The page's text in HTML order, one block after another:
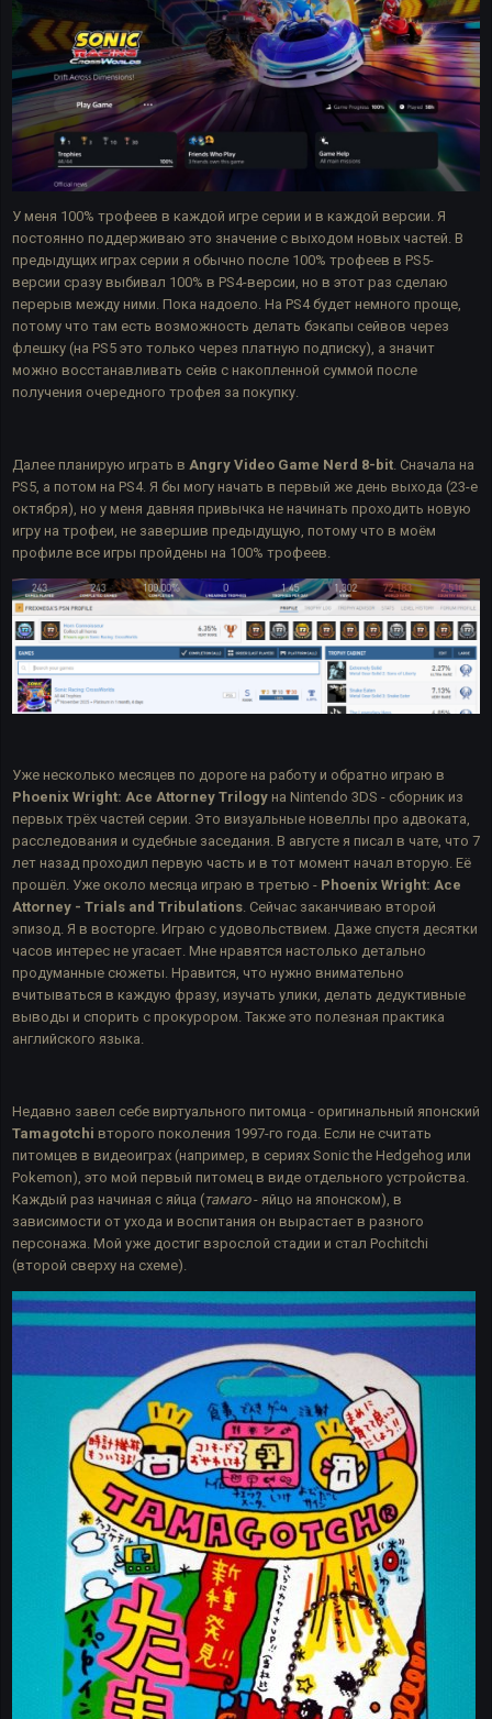
У меня 100% трофеев в каждой игре серии и в каждой версии. Я
постоянно поддерживаю это значение с выходом новых частей. В
предыдущих играх серии я обычно после 100% трофеев в PS5-
версии сразу выбивал 100% в PS4-версии, но в этот раз сделаю
перерыв между ними. Пока надоело. На PS4 будет немного проще,
потому что там есть возможность делать бэкапы сейвов через
флешку (на PS5 это только через платную подписку), а значит
можно восстанавливать сейв с накопленной суммой после
получения очередного трофея за покупку.
Далее планирую играть в Angry Video Game Nerd 8-bit. Сначала на
PS5, а потом на PS4. Я бы могу начать в первый же день выхода (23-е
октября), но у меня давняя привычка не начинать проходить новую
игру на трофеи, не завершив предыдущую, потому что в моём
профиле все игры пройдены на 100% трофеев.
Уже несколько месяцев по дороге на работу и обратно играю в
Phoenix Wright: Ace Attorney Trilogy на Nintendo 3DS - сборник из
первых трёх частей серии. Это визуальные новеллы про адвоката,
расследования и судебные заседания. В августе я писал в чате, что 7
лет назад проходил первую часть и в тот момент начал вторую. Её
прошёл. Уже около месяца играю в третью - Phoenix Wright: Ace
Attorney - Trials and Tribulations. Сейчас заканчиваю второй
эпизод. Я в восторге. Играю с удовольствием. Даже спустя десятки
часов интерес не угасает. Мне нравятся настолько детально
продуманные сюжеты. Нравится, что нужно внимательно
вчитываться в каждую фразу, изучать улики, делать дедуктивные
выводы и спорить с прокурором. Также это полезная практика
английского языка.
Недавно завел себе виртуального питомца - оригинальный японский
Tamagotchi второго поколения 1997-го года. Если не считать
питомцев в видеоиграх (например, в сериях Sonic the Hedgehog или
Pokemon), это мой первый питомец в виде отдельного устройства.
Каждый раз начиная с яйца (тамаго- яйцо на японском), в
зависимости от ухода и воспитания он вырастает в разного
персонажа. Мой уже достиг взрослой стадии и стал Pochitchi
(второй сверху на схеме).